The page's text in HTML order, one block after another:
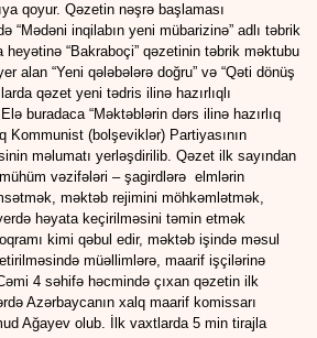
qoyur. Qəzetin nəşrə başlaması
“Mədəni inqilabın yeni mübarizinə” adlı təbrik
“Bakraboçi” qəzetinin təbrik məktubu
alan “Yeni qələbələrə doğru” və “Qəti dönüş
qəzet yeni tədris ilinə hazırlıqlı
buradaca “Məktəblərin dərs ilinə hazırlıq
Kommunist (bolşeviklər) Partiyasının
məlumatı yerləşdirilib. Qəzet ilk sayından
vəzifələri – şagirdlərə elmlərin
məktəb rejimini möhkəmlətmək,
həyata keçirilməsini təmin etmək
kimi qəbul edir, məktəb işində məsul
müəllimlərə, maarif işçilərinə
4 səhifə həcmində çıxan qəzetin ilk
Azərbaycanın xalq maarif komissarı
Ağayev olub. İlk vaxtlarda 5 min tirajla